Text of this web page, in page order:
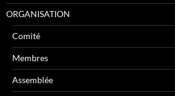
ORGANISATION
Comité
Membres
Assemblée